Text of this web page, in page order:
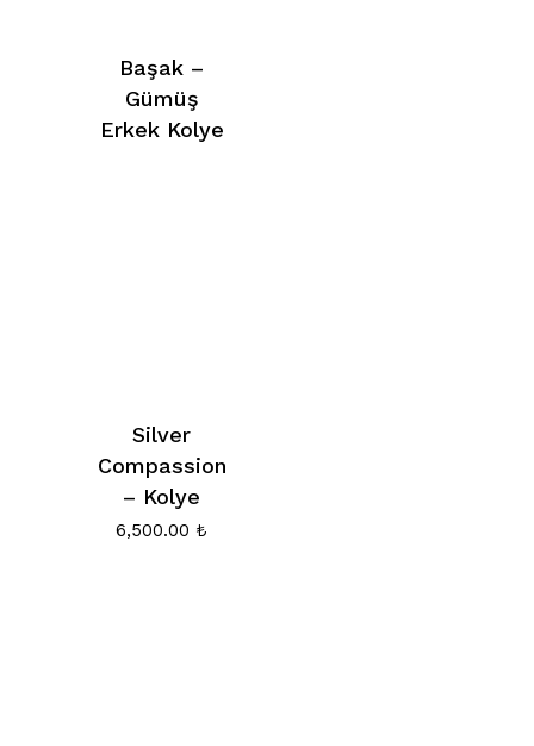
Başak –
Gümüş
Erkek Kolye
Silver
Compassion
– Kolye
6,500.00 ₺